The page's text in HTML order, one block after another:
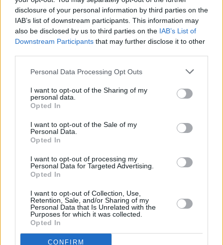
disclosure of your personal information by third parties on the
IAB’s list of downstream participants. This information may
also be disclosed by us to third parties on the IAB’s List of
Downstream Participants that may further disclose it to other
Personal Data Processing Opt Outs
I want to opt-out of the Sharing of my
personal data.
Opted In
I want to opt-out of the Sale of my
Personal Data.
Opted In
I want to opt-out of processing my
Personal Data for Targeted Advertising.
Opted In
I want to opt-out of Collection, Use,
Retention, Sale, and/or Sharing of my
Personal Data that Is Unrelated with the
Purposes for which it was collected.
Opted In
CONFIRM
Vybrané články
Prima sport - co nabídne v prvním
Dovolená u moře•Bazény